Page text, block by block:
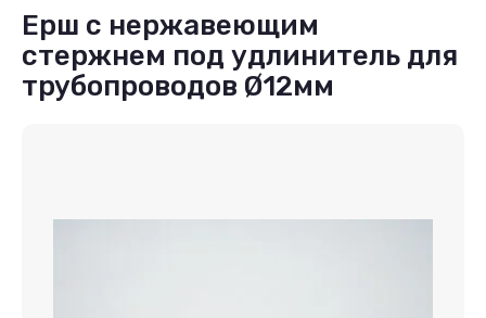
Ерш с нержавеющим
стержнем под удлинитель для
трубопроводов Ø12мм